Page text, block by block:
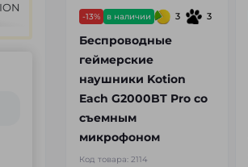
-13% в наличии 3 3
Беспроводные
геймерские
наушники Kotion
Each G2000BT Pro со
съемным
микрофоном
Код товара: 2114